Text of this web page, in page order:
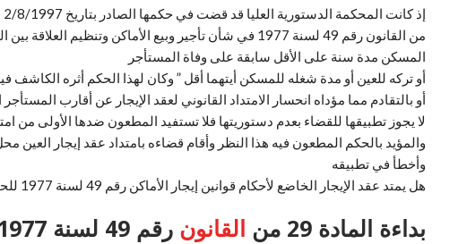
من القانون رقم 49 لسنة 1977 في شأن تأجير وبيع
المسكن مدة سنة على الأقل سابقة على وفاة المستأجر
أو تركه للعين أو مدة شغله للمسكن أيتهما أقل ” وكان لهذا الحكم أثره
وأخطأ في تطبيقه
هل يمتد عقد الإيجار الخاضع لأحكام قوانين إيجار الأماكن رقم 49 لسنة 1977 للحفيد ومتى يتحقق ذلك ومتى ينتفي ذلك؟
بداءة المادة 29 من القانون رقم 49 لسنة 1977 اشترطت لامتداد عقد الإيجار بالنسبة للأماكن السكنية شروط عامة هي: